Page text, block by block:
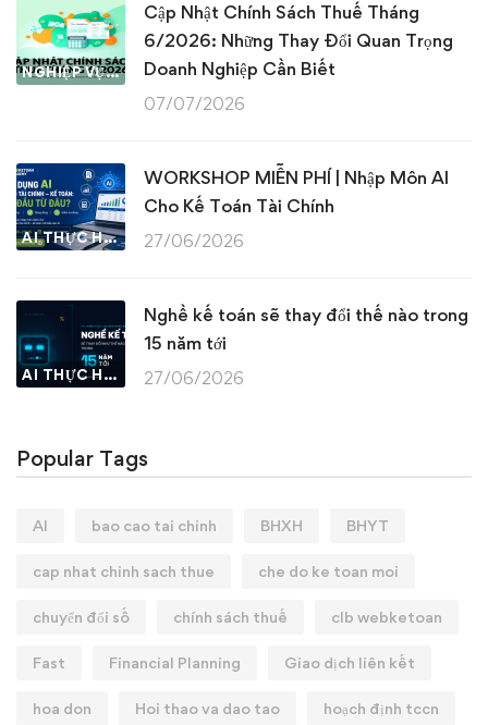
NGHIỆP VỤ KẾ TOÁN & THUẾ
Cập Nhật Chính Sách Thuế Tháng
6/2026: Những Thay Đổi Quan Trọng
Doanh Nghiệp Cần Biết
07/07/2026
AI THỰC HÀNH
WORKSHOP MIỄN PHÍ | Nhập Môn AI
Cho Kế Toán Tài Chính
27/06/2026
AI THỰC HÀNH
Nghề kế toán sẽ thay đổi thế nào trong
15 năm tới
27/06/2026
Popular Tags
AI bao cao tai chinh BHXH BHYT
cap nhat chinh sach thue che do ke toan moi
chuyển đổi số chính sách thuế clb webketoan
Fast Financial Planning Giao dịch liên kết
hoa don Hoi thao va dao tao hoạch định tccn